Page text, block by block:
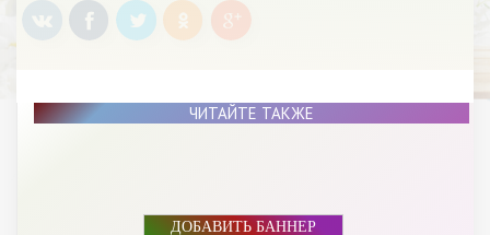
ЧИТАЙТЕ ТАКЖЕ
ДОБАВИТЬ БАННЕР